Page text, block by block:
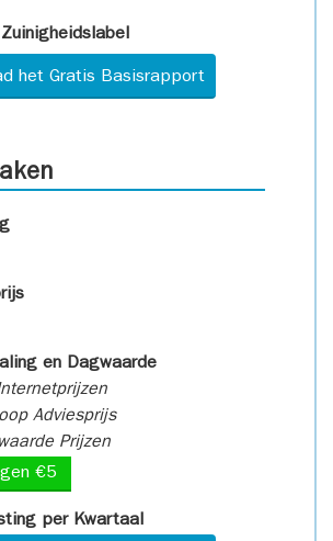
het Gratis Basisrapport
en Dagwaarde
Adviesprijs
Prijzen
€5
per Kwartaal